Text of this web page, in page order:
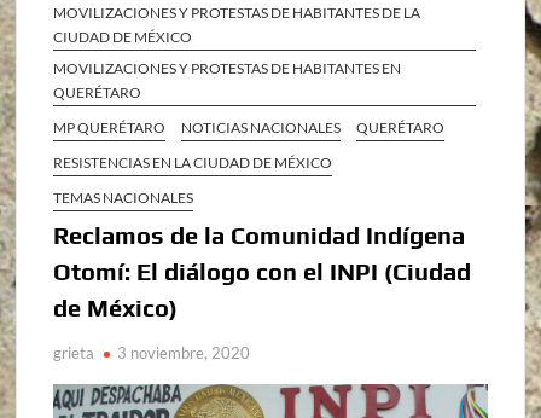
MOVILIZACIONES Y PROTESTAS DE HABITANTES DE LA
CIUDAD DE MÉXICO
MOVILIZACIONES Y PROTESTAS DE HABITANTES EN
QUERÉTARO
MP QUERÉTARO
NOTICIAS NACIONALES
QUERÉTARO
RESISTENCIAS EN LA CIUDAD DE MÉXICO
TEMAS NACIONALES
Reclamos de la Comunidad Indígena
Otomí: El diálogo con el INPI (Ciudad
de México)
grieta 3 noviembre, 2020